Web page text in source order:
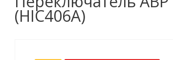
(HIC406A)